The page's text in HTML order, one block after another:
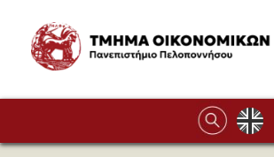
Image